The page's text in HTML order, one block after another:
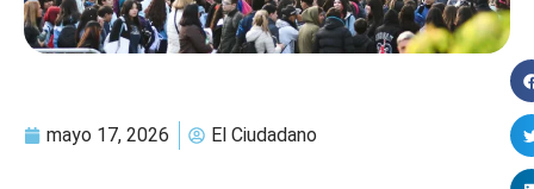
mayo 17, 2026 El Ciudadano